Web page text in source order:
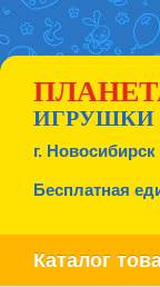
ИГРУШКИ
г. Новосибирск
Бесплатная
Каталог